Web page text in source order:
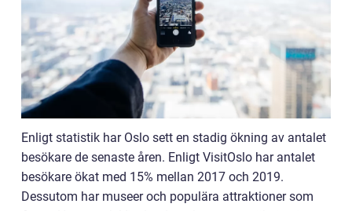
Enligt statistik har Oslo sett en stadig ökning av antalet
besökare de senaste åren. Enligt VisitOslo har antalet
besökare ökat med 15% mellan 2017 och 2019.
Dessutom har museer och populära attraktioner som